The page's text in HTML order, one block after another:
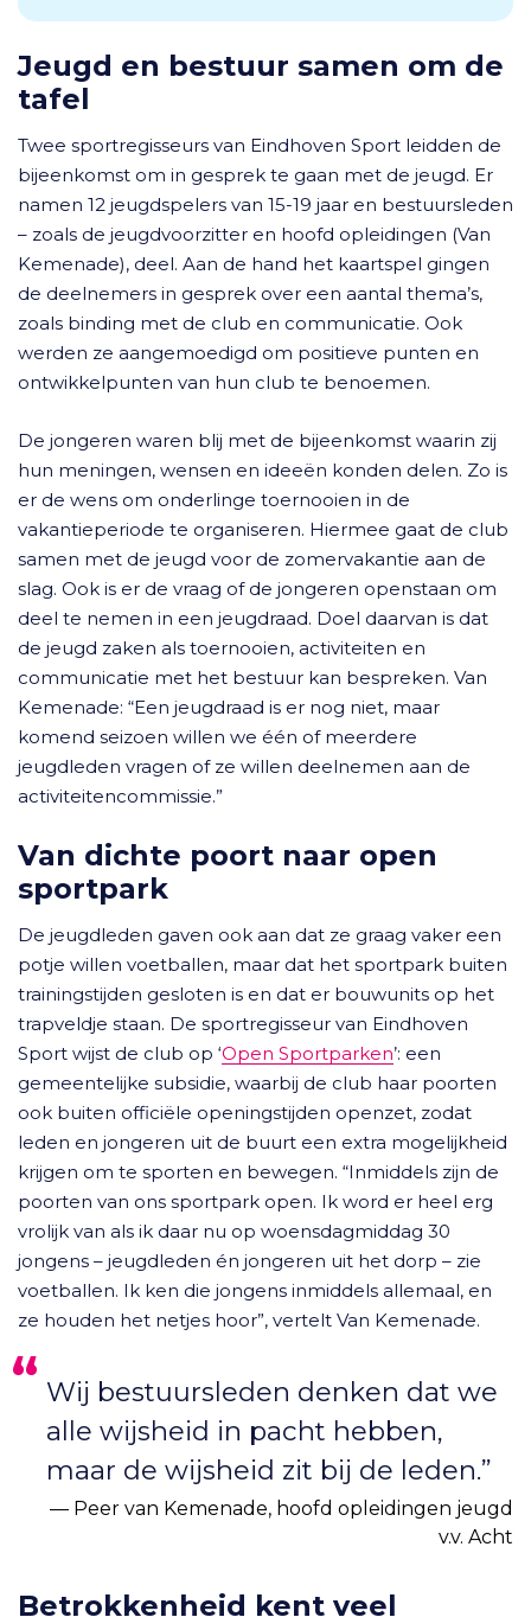
Jeugd en bestuur samen om de
tafel
Twee sportregisseurs van Eindhoven Sport leidden de
bijeenkomst om in gesprek te gaan met de jeugd. Er
namen 12 jeugdspelers van 15-19 jaar en bestuursleden
– zoals de jeugdvoorzitter en hoofd opleidingen (Van
Kemenade), deel. Aan de hand het kaartspel gingen
de deelnemers in gesprek over een aantal thema’s,
zoals binding met de club en communicatie. Ook
werden ze aangemoedigd om positieve punten en
ontwikkelpunten van hun club te benoemen.
De jongeren waren blij met de bijeenkomst waarin zij
hun meningen, wensen en ideeën konden delen. Zo is
er de wens om onderlinge toernooien in de
vakantieperiode te organiseren. Hiermee gaat de club
samen met de jeugd voor de zomervakantie aan de
slag. Ook is er de vraag of de jongeren openstaan om
deel te nemen in een jeugdraad. Doel daarvan is dat
de jeugd zaken als toernooien, activiteiten en
communicatie met het bestuur kan bespreken. Van
Kemenade: “Een jeugdraad is er nog niet, maar
komend seizoen willen we één of meerdere
jeugdleden vragen of ze willen deelnemen aan de
activiteitencommissie.”
Van dichte poort naar open
sportpark
De jeugdleden gaven ook aan dat ze graag vaker een
potje willen voetballen, maar dat het sportpark buiten
trainingstijden gesloten is en dat er bouwunits op het
trapveldje staan. De sportregisseur van Eindhoven
Sport wijst de club op ‘Open Sportparken’: een
gemeentelijke subsidie, waarbij de club haar poorten
ook buiten officiële openingstijden openzet, zodat
leden en jongeren uit de buurt een extra mogelijkheid
krijgen om te sporten en bewegen. “Inmiddels zijn de
poorten van ons sportpark open. Ik word er heel erg
vrolijk van als ik daar nu op woensdagmiddag 30
jongens – jeugdleden én jongeren uit het dorp – zie
voetballen. Ik ken die jongens inmiddels allemaal, en
ze houden het netjes hoor”, vertelt Van Kemenade.
Wij bestuursleden denken dat we
alle wijsheid in pacht hebben,
maar de wijsheid zit bij de leden.”
Peer van Kemenade, hoofd opleidingen jeugd
v.v. Acht
Betrokkenheid kent veel